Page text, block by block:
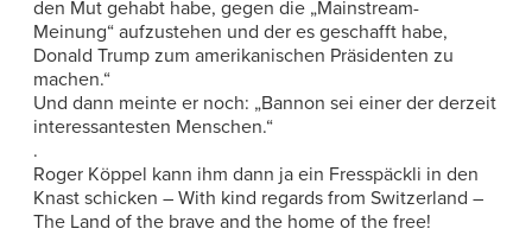
den Mut gehabt habe, gegen die „Mainstream-
Meinung“ aufzustehen und der es geschafft habe,
Donald Trump zum amerikanischen Präsidenten zu
machen.“
Und dann meinte er noch: „Bannon sei einer der derzeit
interessantesten Menschen.“
.
Roger Köppel kann ihm dann ja ein Fresspäckli in den
Knast schicken – With kind regards from Switzerland –
The Land of the brave and the home of the free!